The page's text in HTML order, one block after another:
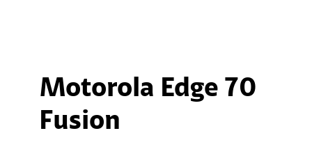
Motorola Edge 70
Fusion